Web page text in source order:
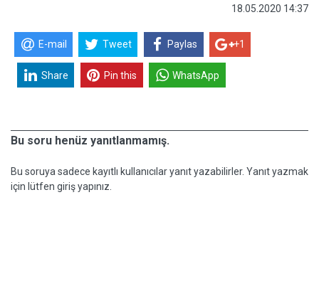
18.05.2020 14:37
E-mail Tweet Paylas +1
Share Pin this WhatsApp
Bu soru henüz yanıtlanmamış.
Bu soruya sadece kayıtlı kullanıcılar yanıt yazabilirler. Yanıt yazmak
için lütfen giriş yapınız.